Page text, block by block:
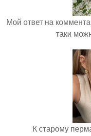
Мой ответ на
таки
К старому